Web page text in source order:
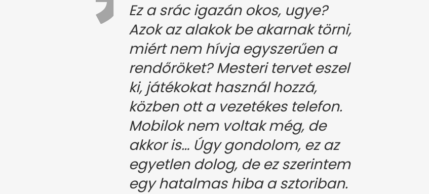
Ez a srác igazán okos, ugye?
Azok az alakok be akarnak törni,
miért nem hívja egyszerűen a
rendőröket? Mesteri tervet eszel
ki, játékokat használ hozzá,
közben ott a vezetékes telefon.
Mobilok nem voltak még, de
akkor is… Úgy gondolom, ez az
egyetlen dolog, de ez szerintem
egy hatalmas hiba a sztoriban.